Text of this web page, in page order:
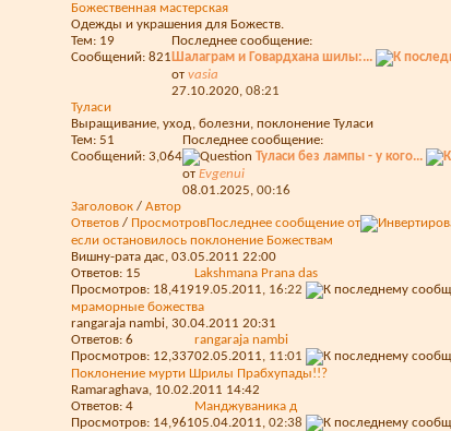
Божественная мастерская
Одежды и украшения для Божеств.
Тем: 19
Сообщений: 821
Последнее сообщение:
Шалаграм и Говардхана шилы:...
от vasia
27.10.2020, 08:21
Туласи
Выращивание, уход, болезни, поклонение Туласи
Тем: 51
Сообщений: 3,064
Последнее сообщение:
Туласи без лампы - у кого...
от Evgenui
08.01.2025, 00:16
Заголовок / Автор
Ответов / ПросмотровПоследнее сообщение от
если остановилось поклонение Божествам
Вишну-рата дас, 03.05.2011 22:00
Ответов: 15
Просмотров: 18,419
Lakshmana Prana das
19.05.2011, 16:22
мраморные божества
rangaraja nambi, 30.04.2011 20:31
Ответов: 6
Просмотров: 12,337
rangaraja nambi
02.05.2011, 11:01
Поклонение мурти Шрилы Прабхупады!!?
Ramaraghava, 10.02.2011 14:42
Ответов: 4
Просмотров: 14,961
Манджуваника д
05.04.2011, 02:38